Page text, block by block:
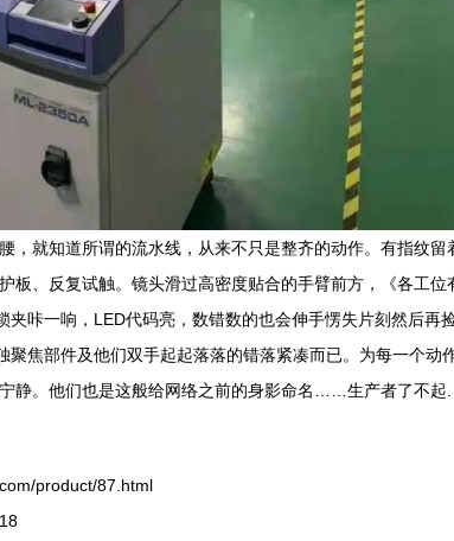
就知道所谓的流水线，从来不只是整齐的动作。有指纹留
、反复试触。镜头滑过高密度贴合的手臂前方，《各工位
咔一响，LED代码亮，数错数的也会伸手愣失片刻然后再
焦部件及他们双手起起落落的错落紧凑而已。为每一个动
静。他们也是这般给网络之前的身影命名……生产者了不起.
product/87.html